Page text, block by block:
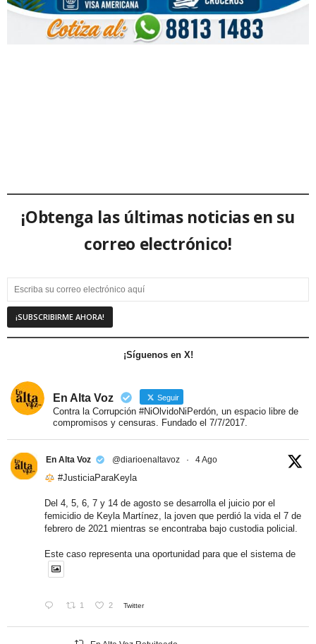
¡Obtenga las últimas noticias en su
correo electrónico!
¡Síguenos en X!
En Alta Voz Seguir
Contra la Corrupción #NiOlvidoNiPerdón, un espacio libre de
compromisos y censuras. Fundado el 7/7/2017.
En Alta Voz @diarioenaltavoz · 4 Ago
#JusticiaParaKeyla
Del 4, 5, 6, 7 y 14 de agosto se desarrolla el juicio por el
femicidio de Keyla Martínez, la joven que perdió la vida el 7 de
febrero de 2021 mientras se encontraba bajo custodia policial.
Este caso representa una oportunidad para que el sistema de
1 2 Twitter